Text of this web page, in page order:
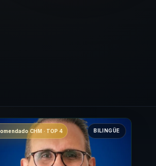
CHM · TOP 4 BILINGÜE